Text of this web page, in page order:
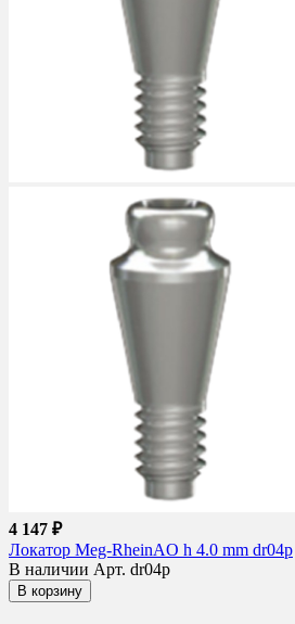
4 147 ₽
Локатор Meg-RheinAO h 4.0 mm dr04p
В наличии Арт. dr04p
В корзину